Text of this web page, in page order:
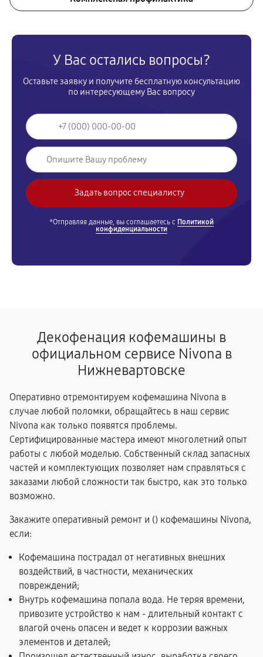
У Вас остались вопросы?
Оставьте заявку и получите бесплатную консультацию
по интересующему Вас вопросу
*Отправляя данные, вы соглашаетесь с Политикой
конфиденциальности
Декофенация кофемашины в
официальном сервисе Nivona в
Нижневартовске
Оперативно отремонтируем кофемашина Nivona в
случае любой поломки, обращайтесь в наш сервис
Nivona как только появятся проблемы.
Сертифицированные мастера имеют многолетний опыт
работы с любой моделью. Собственный склад запасных
частей и комплектующих позволяет нам справляться с
заказами любой сложности так быстро, как это только
возможно.
Закажите оперативный ремонт и () кофемашины Nivona,
если:
Кофемашина пострадал от негативных внешних
воздействий, в частности, механических
повреждений;
Внутрь кофемашина попала вода. Не теряя времени,
привозите устройство к нам - длительный контакт с
влагой очень опасен и ведет к коррозии важных
элементов и деталей;